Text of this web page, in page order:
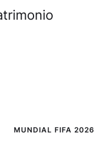
MUNDIAL FIFA 2026